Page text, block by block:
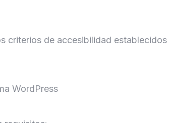
criterios de accesibilidad establecidos
WordPress